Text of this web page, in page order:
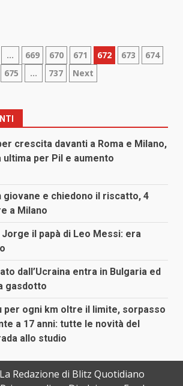
… 669 670 671 672 673
674
675
… 737 Next
crescita davanti a Roma e Milano,
ultima per Pil e aumento
giovane e chiedono il riscatto, 4
a Milano
il papà di Leo Messi: era
dall’Ucraina entra in Bulgaria ed
gasdotto
per ogni km oltre il limite, sorpasso
a 17 anni: tutte le novità del
allo studio
La Redazione di Blitz Quotidiano